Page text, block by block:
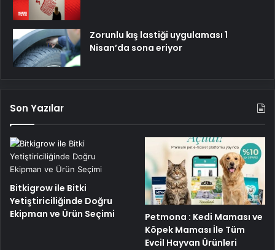
Zorunlu kış lastiği uygulaması 1
Nisan’da sona eriyor
Son Yazılar
Bitkigrow ile Bitki
Yetiştiriciliğinde Doğru
Ekipman ve Ürün Seçimi
Petmona : Kedi Maması ve
Köpek Maması İle Tüm
Evcil Hayvan Ürünleri